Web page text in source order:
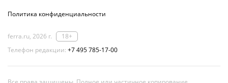
Политика конфиденциальности
ferra.ru, 2026 г.
18+
Телефон редакции: +7 495 785-17-00